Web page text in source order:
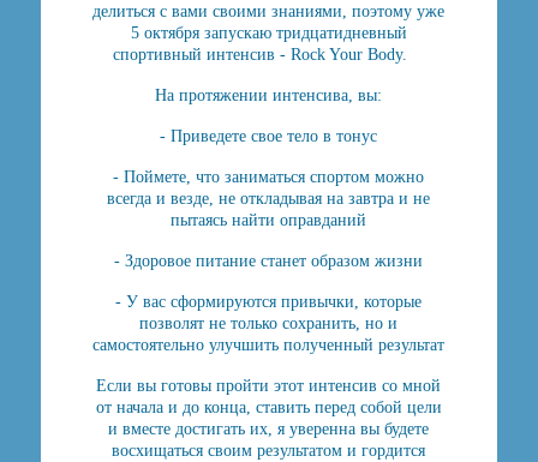
делиться с вами своими знаниями, поэтому уже
5 октября запускаю тридцатидневный
спортивный интенсив - Rock Your Body. ⠀
На протяжении интенсива, вы:
- Приведете свое тело в тонус
- Поймете, что заниматься спортом можно
всегда и везде, не откладывая на завтра и не
пытаясь найти оправданий
- Здоровое питание станет образом жизни
- У вас сформируются привычки, которые
позволят не только сохранить, но и
самостоятельно улучшить полученный результат
Если вы готовы пройти этот интенсив со мной
от начала и до конца, ставить перед собой цели
и вместе достигать их, я уверенна вы будете
восхищаться своим результатом и гордится